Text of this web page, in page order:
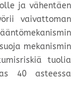
ja vähentäen
vaivattoman
mekanismin
tuolia
40 asteessa